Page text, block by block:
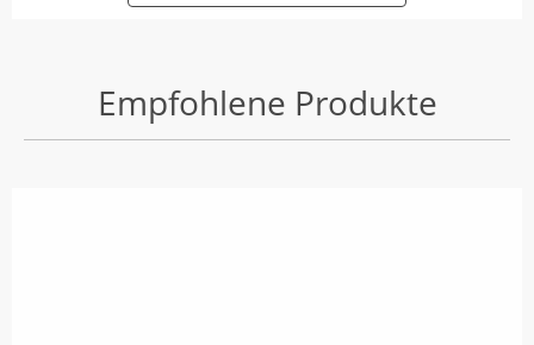
Empfohlene Produkte